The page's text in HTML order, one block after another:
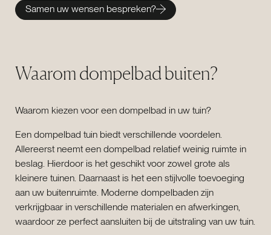
Samen uw wensen bespreken?
Waarom dompelbad buiten?
Waarom kiezen voor een dompelbad in uw tuin?
Een dompelbad tuin biedt verschillende voordelen.
Allereerst neemt een dompelbad relatief weinig ruimte in
beslag. Hierdoor is het geschikt voor zowel grote als
kleinere tuinen. Daarnaast is het een stijlvolle toevoeging
aan uw buitenruimte. Moderne dompelbaden zijn
verkrijgbaar in verschillende materialen en afwerkingen,
waardoor ze perfect aansluiten bij de uitstraling van uw tuin.